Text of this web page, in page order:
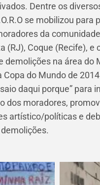
Dentre os
se mobilizou para
da
(RJ), Coque (Recife), e
demolições na área do
Copa do Mundo de
daqui porque” para
dos moradores,
artístico/políticas e